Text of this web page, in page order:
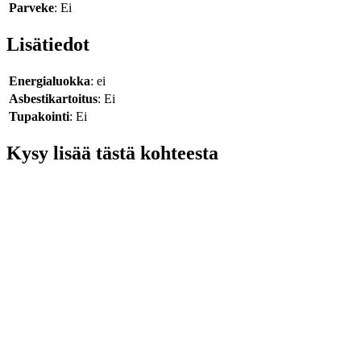
Parveke: Ei
Lisätiedot
Energialuokka: ei
Asbestikartoitus: Ei
Tupakointi: Ei
Kysy lisää tästä kohteesta